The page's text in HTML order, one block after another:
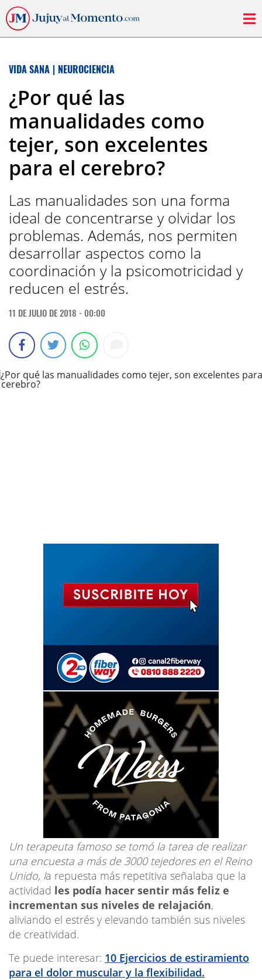
VIDA SANA | NEUROCIENCIA
¿Por qué las
manualidades como
tejer, son excelentes
para el cerebro?
Las manualidades son una forma
ideal de concentrarse y olvidar los
problemas. Además, nos permiten
desarrollar aspectos como la
coordinación y la psicomotricidad y
reducen el estrés.
11 DE JULIO DE 2018 - 00:00
Un terapeuta famoso se tomó la tarea de realizar
una encuesta a más de 3000 tejedores en el Reino
Unido, la repuesta más repetitiva señalaba que la
actividad les podía hacer sentir más feliz e
incrementan sus niveles de relajación,
aliviando el estrés y elevando también sus niveles
de creatividad.
Te puede interesar: 10 Ejercicios de estiramiento
para el dolor muscular y la flexibilidad.